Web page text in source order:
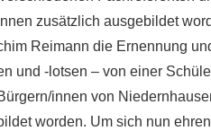
zusätzlich ausgebildet
Reimann die Ernennung
und -lotsen – von einer
innen von
worden. Um sich nun